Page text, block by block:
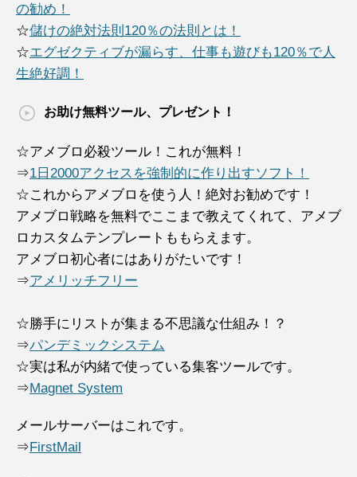
の勧め！
☆儲けの絶対法則120％の法則とは！
☆エグゼクティブが漏らす、仕事も遊びも120％で人
生絶好調！
お助け無料ツール、プレゼント！
☆アメブロ必殺ツール！これが無料！
⇒1日2000アクセスを強制的に作り出すソフト！
☆これからアメブロを使う人！絶対お勧めです！
アメブロ戦略を無料でここまで教えてくれて、アメブ
ロカスタムテンプレートももらえます。
アメブロ初心者にはありがたいです！
⇒アメリッチフリー
☆勝手にリストが集まる不思議な仕組み！？
⇒パンデミックシステム
☆実は私が内緒で使っている集客ツールです。
⇒Magnet System
メールサーバーはこれです。
⇒FirstMail